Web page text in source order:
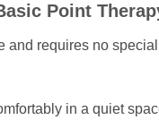
Point
and requires no
in a quiet